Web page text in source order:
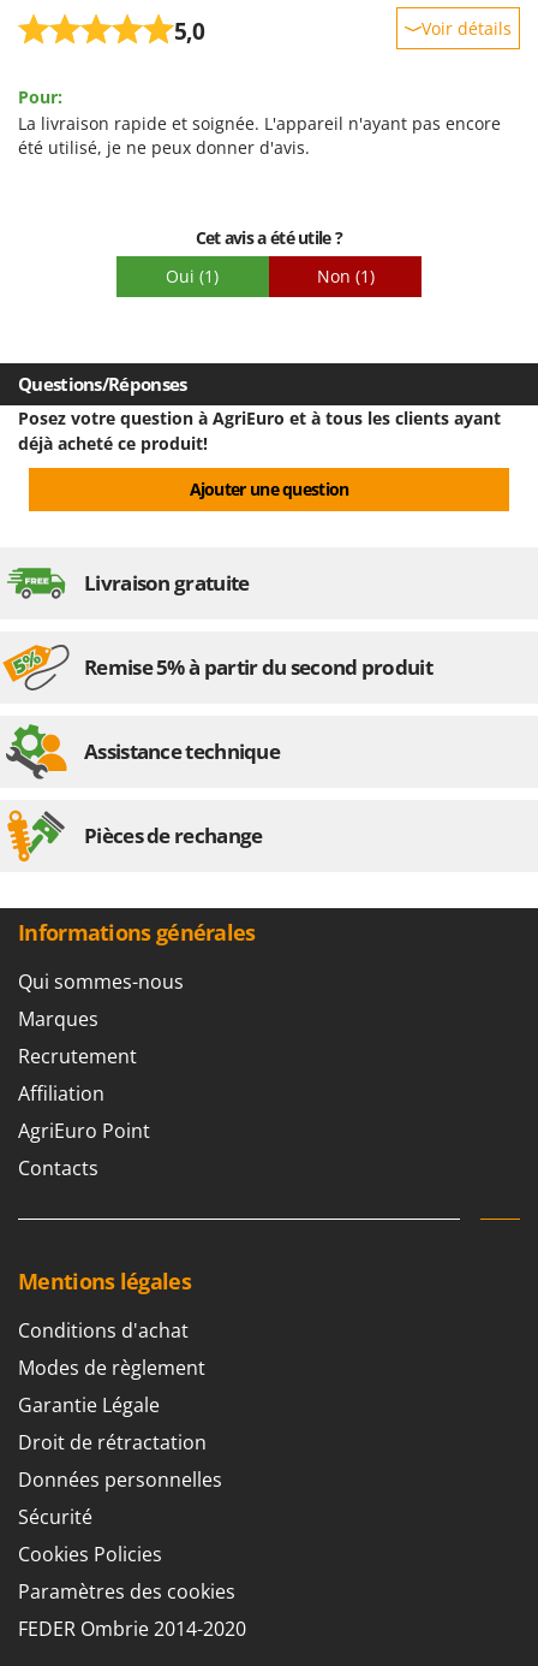
5,0 Voir détails
Prestations
Facilité d'utilisation
Pour:
La livraison rapide et soignée. L'appareil n'ayant pas encore
été utilisé, je ne peux donner d'avis.
Cet avis a été utile ?
Oui (1) Non (1)
Questions/Réponses
Posez votre question à AgriEuro et à tous les clients ayant
déjà acheté ce produit!
Ajouter une question
Livraison gratuite
Remise 5% à partir du second produit
Assistance technique
Pièces de rechange
Informations générales
Qui sommes-nous
Marques
Recrutement
Affiliation
AgriEuro Point
Contacts
Mentions légales
Conditions d'achat
Modes de règlement
Garantie Légale
Droit de rétractation
Données personnelles
Sécurité
Cookies Policies
Paramètres des cookies
FEDER Ombrie 2014-2020